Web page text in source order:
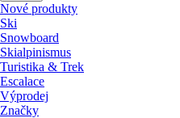
Nové produkty
Ski
Snowboard
Skialpinismus
Turistika & Trek
Escalace
Výprodej
Značky